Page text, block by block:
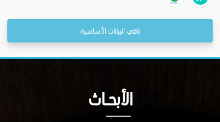
باقي البيانات الأساسية
الأبحــاث